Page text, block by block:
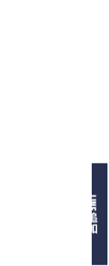
LINE追加